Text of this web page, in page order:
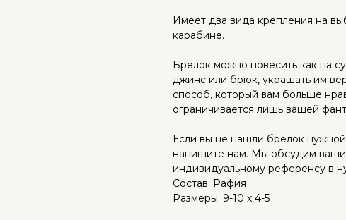
Имеет два вида крепления на
карабине.
Брелок можно повесить как на
джинс или брюк, украшать им
способ, который вам больше
ограничивается лишь вашей
Если вы не нашли брелок
напишите нам. Мы обсудим ваши
индивидуальному референсу в
Состав: Рафия
Размеры: 9-10 x 4-5